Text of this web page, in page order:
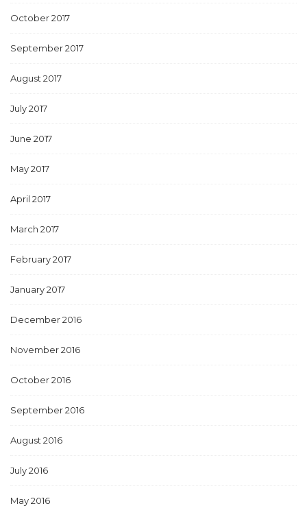
October 2017
September 2017
August 2017
July 2017
June 2017
May 2017
April 2017
March 2017
February 2017
January 2017
December 2016
November 2016
October 2016
September 2016
August 2016
July 2016
May 2016